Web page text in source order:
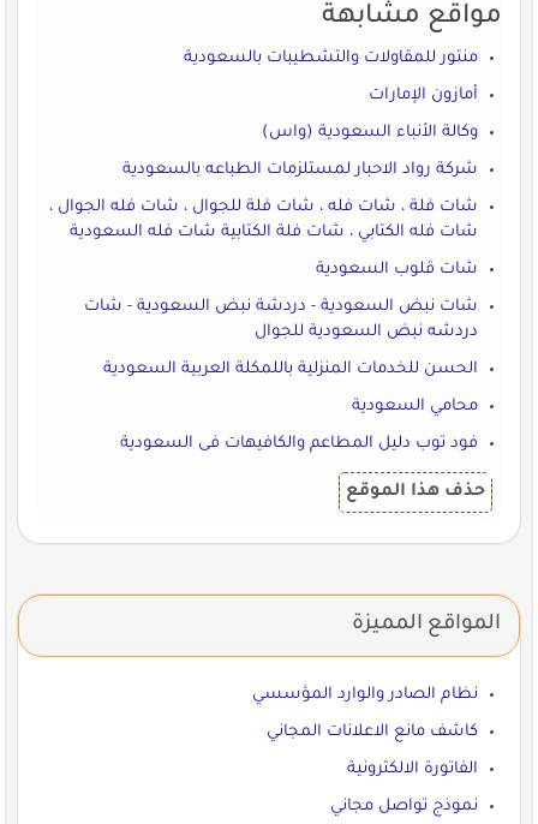
مواقع مشابهة
منتور للمقاولات والتشطيبات بالسعودية
أمازون الإمارات
وكالة الأنباء السعودية (واس)
شركة رواد الاحبار لمستلزمات الطباعه بالسعودية
شات فلة ، شات فله ، شات فلة للجوال ، شات فله الجوال ،
شات فله الكتابي ، شات فلة الكتابية شات فله السعودية
شات قلوب السعودية
شات نبض السعودية - دردشة نبض السعودية - شات
دردشه نبض السعودية للجوال
الحسن للخدمات المنزلية باللمكلة العربية السعودية
محامي السعودية
فود توب دليل المطاعم والكافيهات فى السعودية
حذف هذا الموقع
المواقع المميزة
نظام الصادر والوارد المؤسسي
كاشف مانع الاعلانات المجاني
الفاتورة الالكترونية
نموذج تواصل مجاني